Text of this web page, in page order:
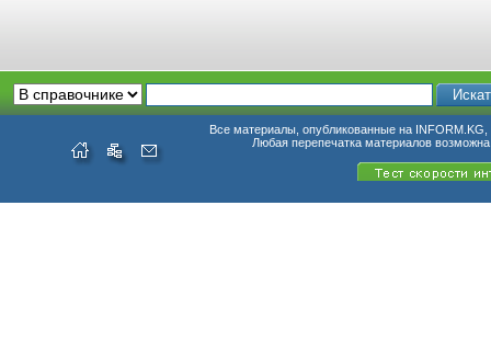
Все материалы, опубликованные на INFORM.KG,
Любая перепечатка материалов